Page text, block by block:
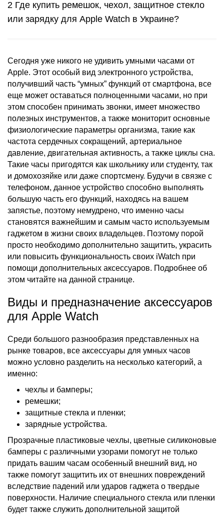
Где купить ремешок, чехол, защитное стекло
или зарядку для Apple Watch в Украине?
Сегодня уже никого не удивить умными часами от
Apple. Этот особый вид электронного устройства,
получивший часть “умных” функций от смартфона, все
еще может оставаться полноценными часами, но при
этом способен принимать звонки, имеет множество
полезных инструментов, а также мониторит основные
физиологические параметры организма, такие как
частота сердечных сокращений, артериальное
давление, двигательная активность, а также циклы сна.
Такие часы пригодятся как школьнику или студенту, так
и домохозяйке или даже спортсмену. Будучи в связке с
телефоном, данное устройство способно выполнять
большую часть его функций, находясь на вашем
запястье, поэтому немудрено, что именно часы
становятся важнейшим и самым часто используемым
гаджетом в жизни своих владельцев. Поэтому порой
просто необходимо дополнительно защитить, украсить
или повысить функциональность своих iWatch при
помощи дополнительных аксессуаров. Подробнее об
этом читайте на данной странице.
Виды и предназначение аксессуаров
для Apple Watch
Среди большого разнообразия представленных на
рынке товаров, все аксессуары для умных часов
можно условно разделить на несколько категорий, а
именно:
чехлы и бамперы;
ремешки;
защитные стекла и пленки;
зарядные устройства.
Прозрачные пластиковые чехлы, цветные силиконовые
бамперы с различными узорами помогут не только
придать вашим часам особенный внешний вид, но
также помогут защитить их от внешних повреждений
вследствие падений или ударов гаджета о твердые
поверхности. Наличие специального стекла или пленки
будет также служить дополнительной защитой